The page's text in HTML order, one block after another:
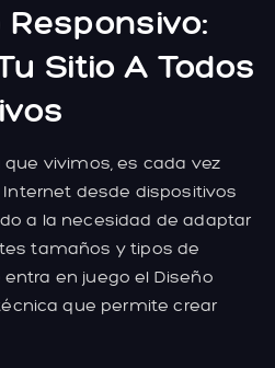
Sitio A Todos
vivimos, es cada vez
desde dispositivos
a la necesidad de adaptar
tamaños y tipos de
en juego el Diseño
que permite crear